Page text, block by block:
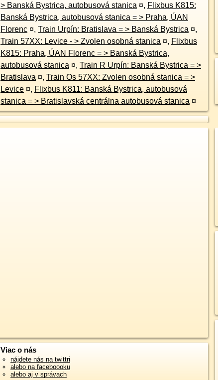
> Banská Bystrica, autobusová stanica ¤, Flixbus K815:
Banská Bystrica, autobusová stanica = > Praha, ÚAN
Florenc ¤, Train Urpín: Bratislava = > Banská Bystrica ¤,
Train 57XX: Levice - > Zvolen osobná stanica ¤, Flixbus
K815: Praha, ÚAN Florenc = > Banská Bystrica,
autobusová stanica ¤, Train R Urpín: Banská Bystrica = >
Bratislava ¤, Train Os 57XX: Zvolen osobná stanica = >
Levice ¤, Flixbus K811: Banská Bystrica, autobusová
stanica = > Bratislavská centrálna autobusová stanica ¤
Viac o nás
nájdete nás na twittri
alebo na faceboooku
alebo aj v správach